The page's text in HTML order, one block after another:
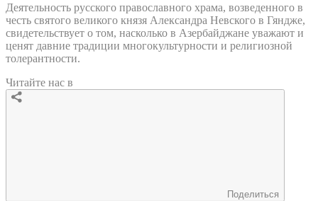
Деятельность русского православного храма, возведенного в
честь святого великого князя Александра Невского в Гяндже,
свидетельствует о том, насколько в Азербайджане уважают и
ценят давние традиции многокультурности и религиозной
толерантности.
Читайте нас в
Поделиться